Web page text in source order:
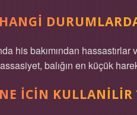
his bakımından
balığın en küçük
ICIN KULLANILIR